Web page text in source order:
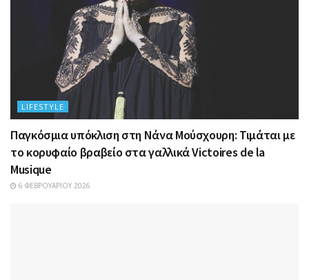
LIFESTYLE
Παγκόσμια υπόκλιση στη Νάνα Μούσχουρη: Τιμάται με
το κορυφαίο βραβείο στα γαλλικά Victoires de la
Musique
6 ΦΕΒΡΟΥΑΡΊΟΥ 2026